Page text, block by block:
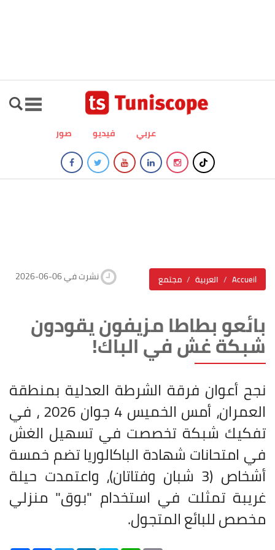
صور فيديو عربي
مجتمع العربية Accueil 2026-06-06 نشرت في
بائعو بطاطا مزيفون يقودون
شبكة غش في الباك!
نجح أعوان فرقة الشرطة العدلية بمنطقة
العمران، أمس الخميس 4 جوان 2026 ، في
تفكيك شبكة تخصصت في تسهيل الغش
في امتحانات شهادة الباكالوريا تضم خمسة
أشخاص (3 شبان وفتاتان)، واعتمدت حيلة
غريبة تمثلت في استخدام "بوق" منزلي
مخصص للبائع المتجول.